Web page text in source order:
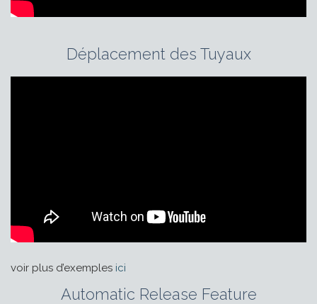
Déplacement des Tuyaux
voir plus d’exemples ici
Automatic Release Feature